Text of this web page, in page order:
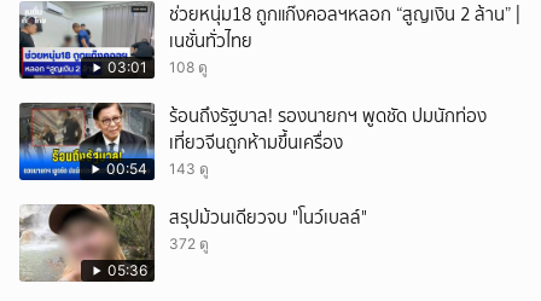
03:01
ช่วยหนุ่ม18 ถูกแก๊งคอลฯหลอก “สูญเงิน 2 ล้าน” |
เนชั่นทั่วไทย
108 ดู
00:54
ร้อนถึงรัฐบาล! รองนายกฯ พูดชัด ปมนักท่อง
เที่ยวจีนถูกห้ามขึ้นเครื่อง
143 ดู
05:36
สรุปม้วนเดียวจบ "โนว์เบลล์"
372 ดู